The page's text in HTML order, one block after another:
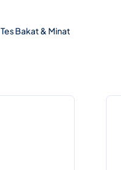
Tes Bakat & Minat